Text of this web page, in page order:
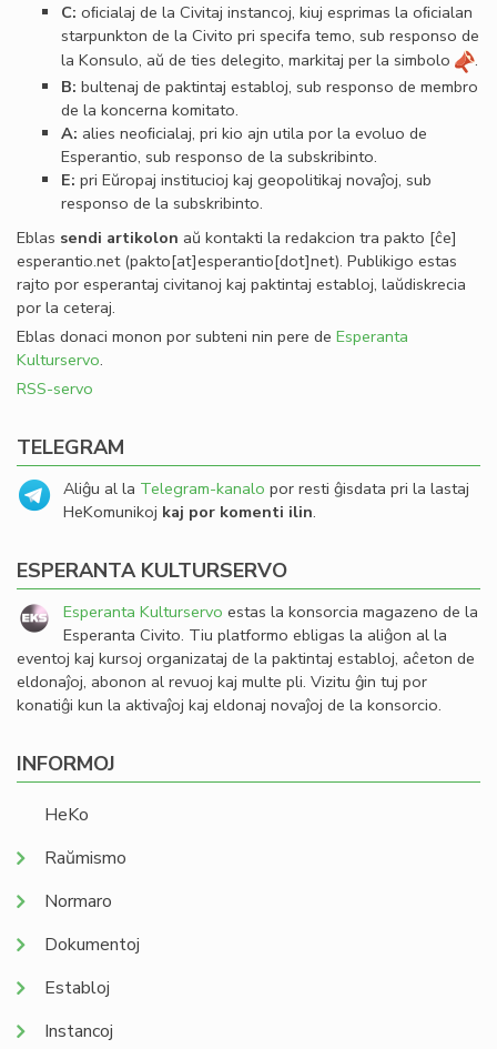
C: oﬁcialaj de la Civitaj instancoj, kiuj esprimas la oﬁcialan
starpunkton de la Civito pri specifa temo, sub responso de
la Konsulo, aŭ de ties delegito, markitaj per la simbolo
.
B: bultenaj de paktintaj establoj, sub responso de membro
de la koncerna komitato.
A: alies neoﬁcialaj, pri kio ajn utila por la evoluo de
Esperantio, sub responso de la subskribinto.
E: pri Eŭropaj institucioj kaj geopolitikaj novaĵoj, sub
responso de la subskribinto.
Eblas sendi artikolon aŭ kontakti la redakcion tra pakto [ĉe]
esperantio.net(pakto[at]esperantio[dot]net). Publikigo estas
rajto por esperantaj civitanoj kaj paktintaj establoj, laŭdiskrecia
por la ceteraj.
Eblas donaci monon por subteni nin pere de Esperanta
Kulturservo.
RSS-servo
TELEGRAM
Aliĝu al la Telegram-kanalo por resti ĝisdata pri la lastaj
HeKomunikoj kaj por komenti ilin.
ESPERANTA KULTURSERVO
Esperanta Kulturservo estas la konsorcia magazeno de la
Esperanta Civito. Tiu platformo ebligas la aliĝon al la
eventoj kaj kursoj organizataj de la paktintaj establoj, aĉeton de
eldonaĵoj, abonon al revuoj kaj multe pli. Vizitu ĝin tuj por
konatiĝi kun la aktivaĵoj kaj eldonaj novaĵoj de la konsorcio.
INFORMOJ
HeKo
Raŭmismo
Normaro
Dokumentoj
Establoj
Instancoj